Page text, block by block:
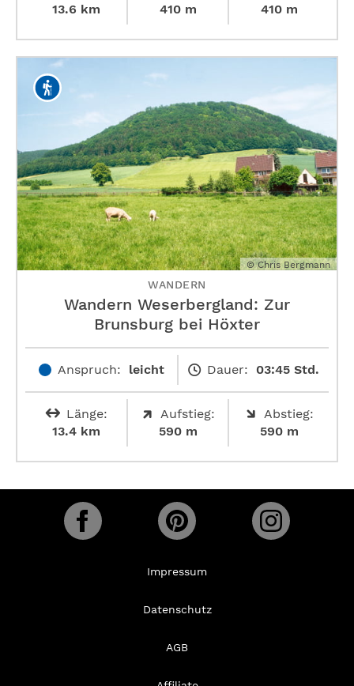
13.6 km
410 m
410 m
© Chris Bergmann
WANDERN
Wandern Weserbergland: Zur
Brunsburg bei Höxter
Anspruch: leicht Dauer: 03:45 Std.
Länge:
13.4 km
Aufstieg:
590 m
Abstieg:
590 m
Impressum
Datenschutz
AGB